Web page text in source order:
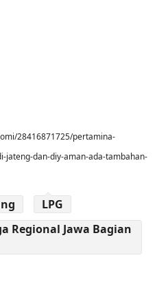
28416871725/pertamina-
jateng-dan-diy-aman-ada-tambahan-
LPG
Regional Jawa Bagian